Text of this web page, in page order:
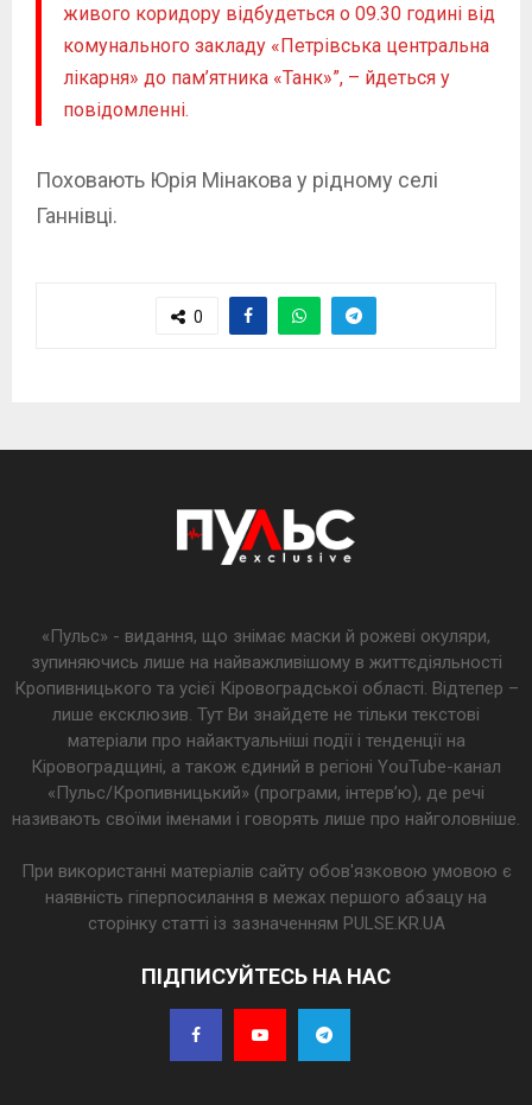
живого коридору відбудеться о 09.30 годині від
комунального закладу «Петрівська центральна
лікарня» до пам’ятника «Танк»”, – йдеться у
повідомленні.
Поховають Юрія Мінакова у рідному селі
Ганнівці.
0
«Пульс» - видання, що знімає маски й рожеві окуляри,
зупиняючись лише на найважливішому в життєдіяльності
Кропивницького та усієї Кіровоградської області. Відтепер –
лише ексклюзив. Тут Ви знайдете не тільки текстові
матеріали про найактуальніші події і тенденції на
Кіровоградщині, а також єдиний в регіоні YouTube-канал
«Пульс/Кропивницький» (програми, інтерв’ю), де речі
називають своїми іменами і говорять лише про найголовніше.
При використанні матеріалів сайту обов'язковою умовою є
наявність гіперпосилання в межах першого абзацу на
сторінку статті із зазначенням PULSE.KR.UA
ПІДПИСУЙТЕСЬ НА НАС